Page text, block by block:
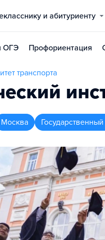
и абитуриенту
ОГЭ Профориентация
транспорта
Москва Государственный